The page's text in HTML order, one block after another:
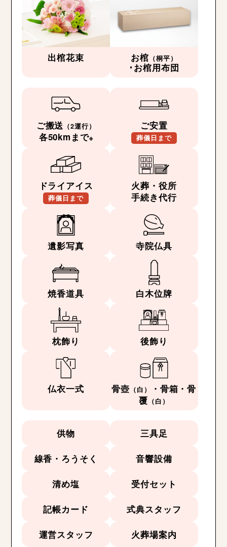
出棺花束 お棺 （桐平）
･お棺用布団
ご搬送 （2運行）
各50kmまで※
ご安置
葬儀日まで
ドライアイス
葬儀日まで
火葬・役所
手続き代行
遺影写真 寺院仏具
焼香道具 白木位牌
枕飾り 後飾り
仏衣一式 骨壺 （白）
・骨箱・骨
覆 （白）
供物 三具足
線香・ろうそく 音響設備
清め塩 受付セット
記帳カード 式典スタッフ
運営スタッフ 火葬場案内